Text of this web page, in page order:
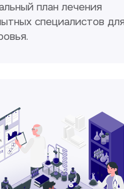
диагностики,
детальные
органов и тканей.